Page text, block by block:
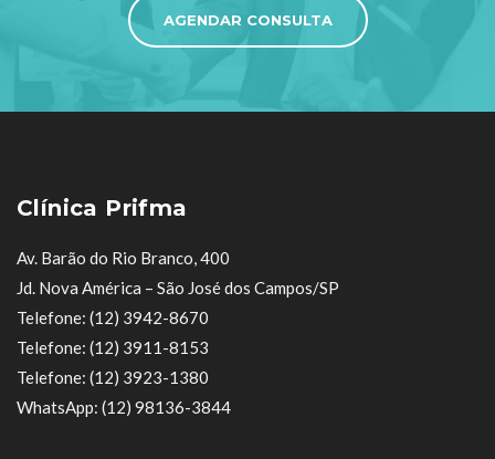
AGENDAR CONSULTA
Clínica Prifma
Av. Barão do Rio Branco, 400
Jd. Nova América – São José dos Campos/SP
Telefone: (12) 3942-8670
Telefone: (12) 3911-8153
Telefone: (12) 3923-1380
WhatsApp: (12) 98136-3844